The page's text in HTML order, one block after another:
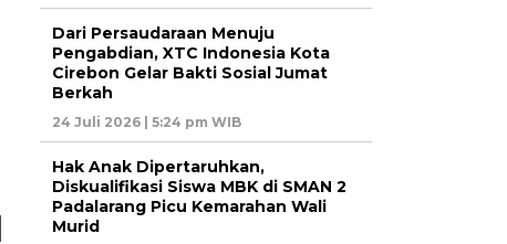
Dari Persaudaraan Menuju
Pengabdian, XTC Indonesia Kota
Cirebon Gelar Bakti Sosial Jumat
Berkah
24 Juli 2026 | 5:24 pm WIB
Hak Anak Dipertaruhkan,
Diskualifikasi Siswa MBK di SMAN 2
Padalarang Picu Kemarahan Wali
Murid